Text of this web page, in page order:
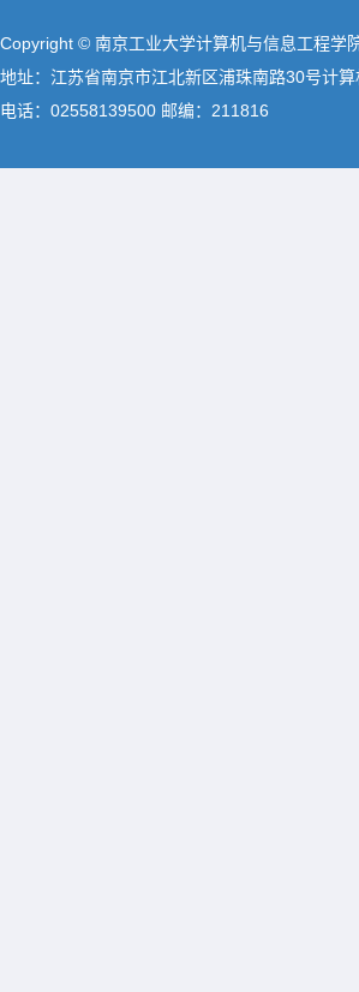
Copyright © 南京工业大学计算机与信息工程学
地址：江苏省南京市江北新区浦珠南路30号计
电话：02558139500 邮编：211816